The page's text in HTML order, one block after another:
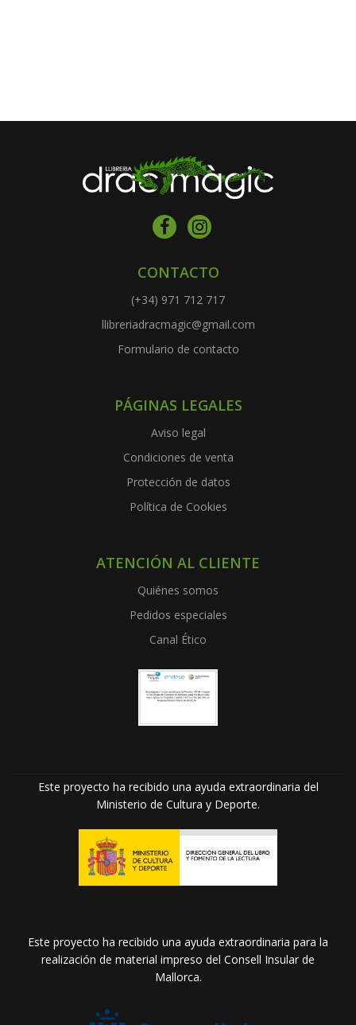
CONTACTO
(+34) 971 712 717
llibreriadracmagic@gmail.com
Formulario de contacto
PÁGINAS LEGALES
Aviso legal
Condiciones de venta
Protección de datos
Política de Cookies
ATENCIÓN AL CLIENTE
Quiénes somos
Pedidos especiales
Canal Ético
Este proyecto ha recibido una ayuda extraordinaria del
Ministerio de Cultura y Deporte.
Este proyecto ha recibido una ayuda extraordinaria para la
realización de material impreso del Consell Insular de
Mallorca.